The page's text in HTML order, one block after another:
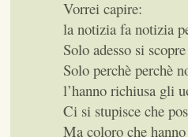
Vorrei capire:
la notizia fa notizia
Solo adesso si
Solo perchè perchè
l’hanno richiusa gli
Ci si stupisce che
Ma coloro che